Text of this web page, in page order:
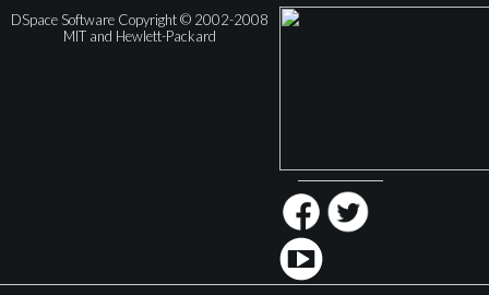
DSpace Software Copyright © 2002-2008
MIT and Hewlett-Packard